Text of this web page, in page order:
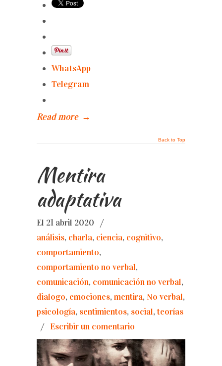
WhatsApp
Telegram
Read more →
Back to Top
Mentira
adaptativa
El 21 abril 2020
/
análisis, charla, ciencia, cognitivo,
comportamiento,
comportamiento no verbal,
comunicación, comunicación no verbal,
dialogo, emociones, mentira, No verbal,
psicología, sentimientos, social,teorías
/ Escribir un comentario